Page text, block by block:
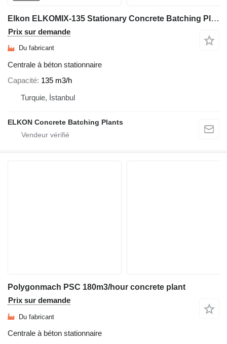
Elkon ELKOMIX-135 Stationary Concrete Batching Plant
Prix sur demande
Du fabricant
Centrale à béton stationnaire
Capacité 135 m3/h
Turquie, İstanbul
ELKON Concrete Batching Plants
Polygonmach PSC 180m3/hour concrete plant
Prix sur demande
Du fabricant
Centrale à béton stationnaire